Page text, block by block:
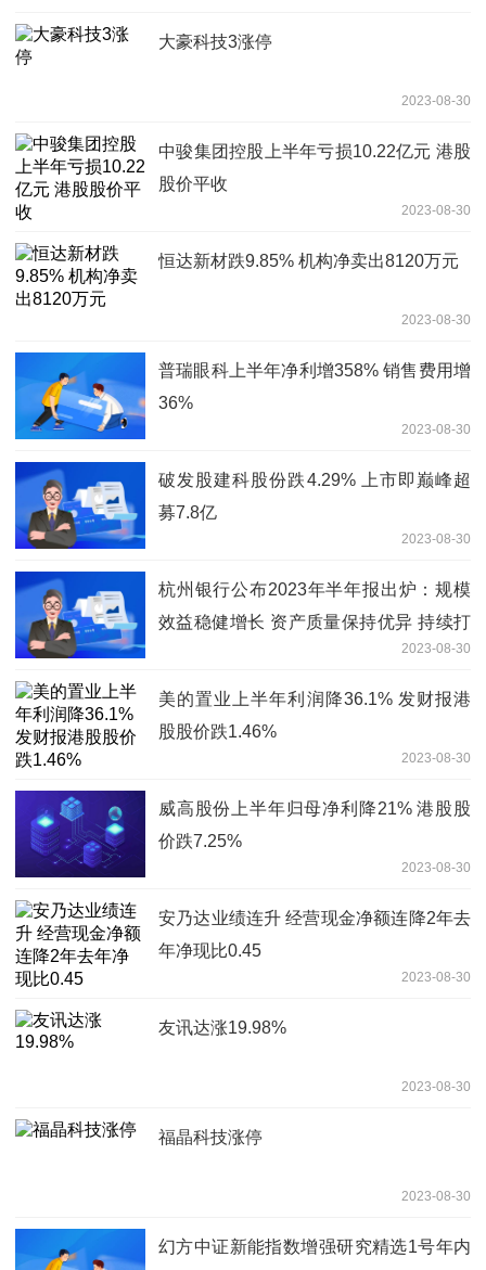
大豪科技3涨停
2023-08-30
中骏集团控股上半年亏损10.22亿元 港股
股价平收
2023-08-30
恒达新材跌9.85% 机构净卖出8120万元
2023-08-30
普瑞眼科上半年净利增358% 销售费用增
36%
2023-08-30
破发股建科股份跌4.29% 上市即巅峰超
募7.8亿
2023-08-30
杭州银行公布2023年半年报出炉：规模
效益稳健增长 资产质量保持优异 持续打
2023-08-30
美的置业上半年利润降36.1% 发财报港
股股价跌1.46%
2023-08-30
威高股份上半年归母净利降21% 港股股
价跌7.25%
2023-08-30
安乃达业绩连升 经营现金净额连降2年去
年净现比0.45
2023-08-30
友讯达涨19.98%
2023-08-30
福晶科技涨停
2023-08-30
幻方中证新能指数增强研究精选1号年内